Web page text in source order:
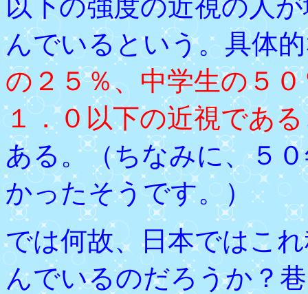
以下の強度の近視の人
んでいるという。具体
の２５％、中学生の５
１．０以下の近視である
ある。（ちなみに、５
かったそうです。）
では何故、日本ではこ
んでいるのだろうか？